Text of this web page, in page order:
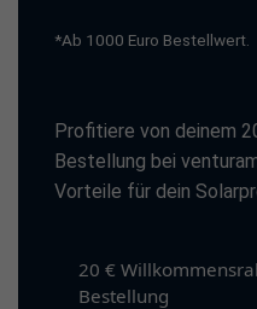
*Ab 1000 Euro Bestellwert.
Profitiere von deinem
Bestellung bei
Vorteile für dein
20 €
Bestellung